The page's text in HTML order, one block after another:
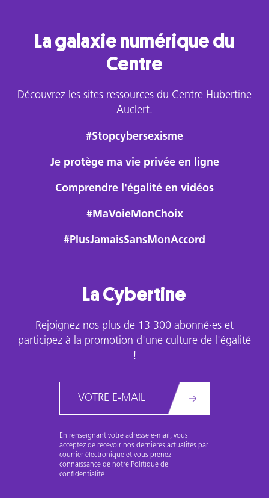
La galaxie numérique du
Centre
Découvrez les sites ressources du Centre Hubertine
Auclert.
#Stopcybersexisme
Je protège ma vie privée en ligne
Comprendre l'égalité en vidéos
#MaVoieMonChoix
#PlusJamaisSansMonAccord
La Cybertine
Rejoignez nos plus de 13 300 abonné·es et
participez à la promotion d'une culture de l'égalité
!
En renseignant votre adresse e-mail, vous
acceptez de recevoir nos dernières actualités par
courrier électronique et vous prenez
connaissance de notre Politique de
confidentialité.